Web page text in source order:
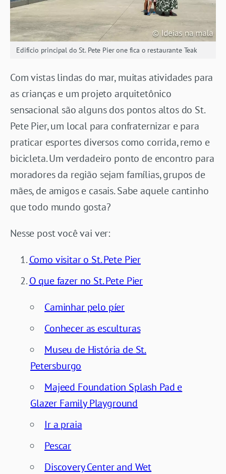
Edifício principal do St. Pete Pier one fica o restaurante Teak
Com vistas lindas do mar, muitas atividades para
as crianças e um projeto arquitetônico
sensacional são alguns dos pontos altos do St.
Pete Pier, um local para confraternizar e para
praticar esportes diversos como corrida, remo e
bicicleta. Um verdadeiro ponto de encontro para
moradores da região sejam famílias, grupos de
mães, de amigos e casais. Sabe aquele cantinho
que todo mundo gosta?
Nesse post você vai ver:
Como visitar o St. Pete Pier
O que fazer no St. Pete Pier
Caminhar pelo píer
Conhecer as esculturas
Museu de História de St.
Petersburgo
Majeed Foundation Splash Pad e
Glazer Family Playground
Ir a praia
Pescar
Discovery Center and Wet